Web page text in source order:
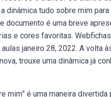
dinâmica tudo sobre mim
documento é uma breve
e cores favoritas.
janeiro 28, 2022. A volta
trouxe uma dinâmica já
mim” é uma maneira